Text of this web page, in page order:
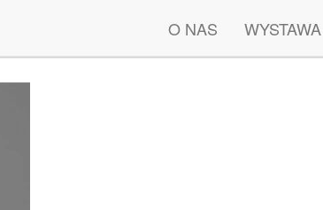
O NAS WYSTAWA